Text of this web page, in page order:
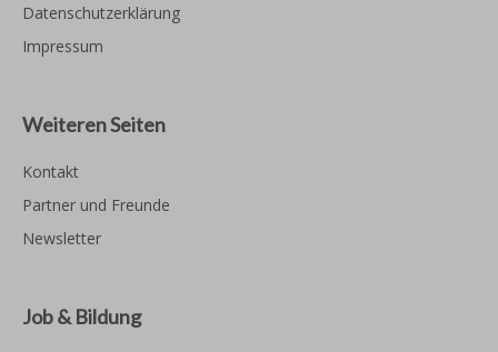
Datenschutzerklärung
Impressum
Weiteren Seiten
Kontakt
Partner und Freunde
Newsletter
Job & Bildung